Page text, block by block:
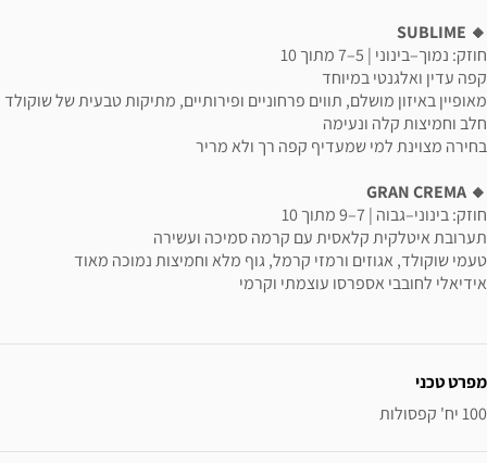
🔸 SUBLIME
חוזק: נמוך–בינוני | 5–7 מתוך 10
קפה עדין ואלגנטי במיוחד
מאופיין באיזון מושלם, תווים פרחוניים ופירותיים, מתיקות טבעית של שוקולד
חלב וחמיצות קלה ונעימה
בחירה מצוינת למי שמעדיף קפה רך ולא מריר
🔸 GRAN CREMA
חוזק: בינוני–גבוה | 7–9 מתוך 10
תערובת איטלקית קלאסית עם קרמה סמיכה ועשירה
טעמי שוקולד, אגוזים ורמזי קרמל, גוף מלא וחמיצות נמוכה מאוד
אידיאלי לחובבי אספרסו עוצמתי וקרמי
מפרט טכני
100 יח' קפסולות